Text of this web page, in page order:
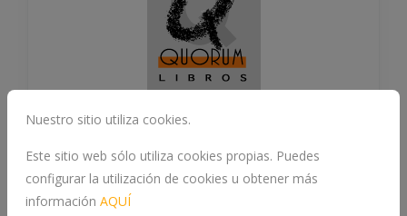
CIRUGÍA REFRACTIVA
Nuestro sitio utiliza cookies.
Este sitio web sólo utiliza cookies propias. Puedes
configurar la utilización de cookies u obtener más
información AQUÍ